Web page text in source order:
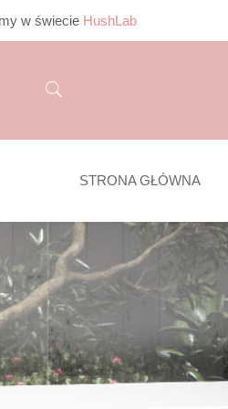
w świecie HushLab
STRONA GŁÓWNA